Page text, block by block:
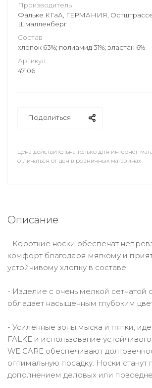
Производитель
Фальке КГаА, ГЕРМАНИЯ, Остштрассе
Шмалленберг
Состав
хлопок 63%; полиамид 31%; эластан 6%
Артикул
47106
Поделиться
Цена действительна только для интернет-
отличаться от цен в розничных магазинах
Описание
- Короткие носки обеспечат
комфорт благодаря мягкому и
устойчивому хлопку в составе.
- Изделие с очень мелкой сетчатой
обладает насыщенным глубоким
- Усиленные зоны мыска и пятки,
FALKE и использование
WE CARE обеспечивают
оптимальную посадку. Носки
дополнением деловых или